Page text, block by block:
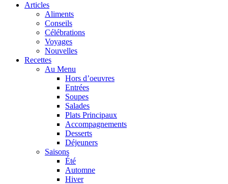
Articles
Aliments
Conseils
Célébrations
Voyages
Nouvelles
Recettes
Au Menu
Hors d’oeuvres
Entrées
Soupes
Salades
Plats Principaux
Accompagnements
Desserts
Déjeuners
Saisons
Été
Automne
Hiver